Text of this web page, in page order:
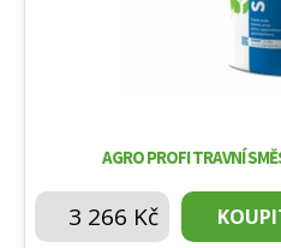
AGRO PROFI TRAVNÍ
3 266 Kč